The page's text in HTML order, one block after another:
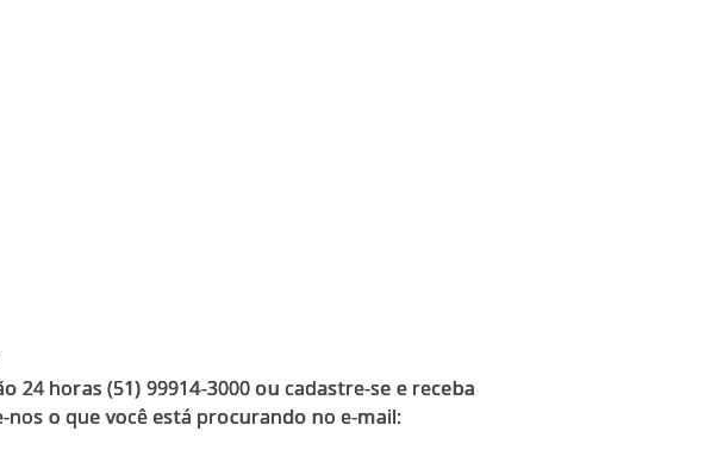
24 horas (51) 99914-3000 ou cadastre-se e receba
o que você está procurando no e-mail: